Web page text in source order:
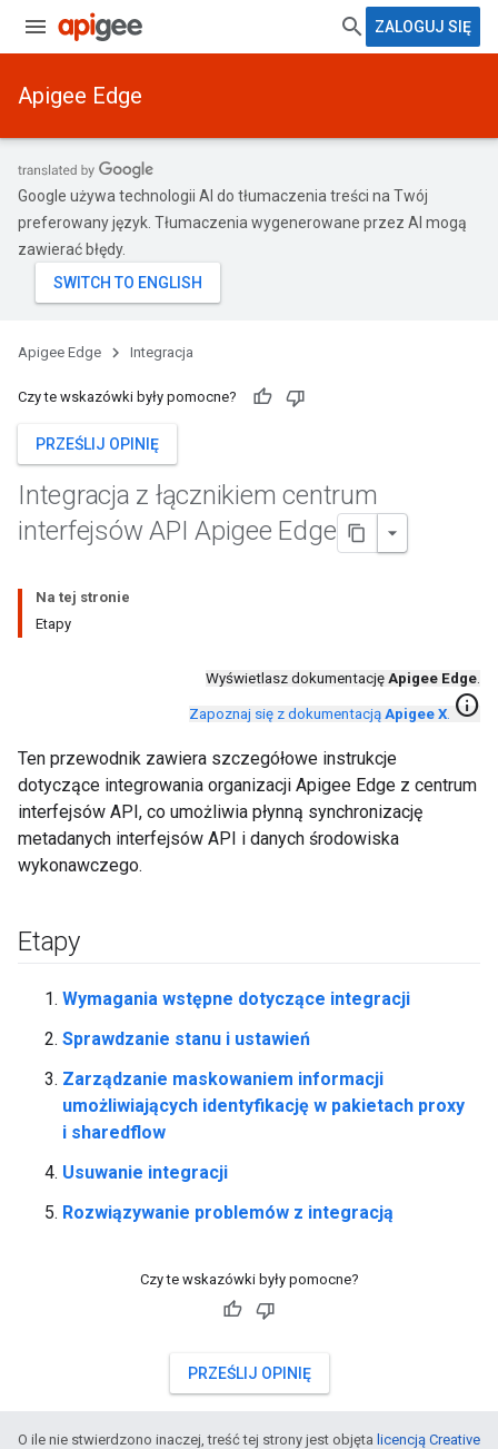
ZALOGUJ SIĘ
Apigee Edge
Google używa technologii AI do tłumaczenia treści na Twój
preferowany język. Tłumaczenia wygenerowane przez AI mogą
zawierać błędy.
Apigee Edge Integracja
Czy te wskazówki były pomocne?
PRZEŚLIJ OPINIĘ
Integracja z łącznikiem centrum
interfejsów API Apigee Edge
Na tej stronie
Etapy
Wyświetlasz dokumentację Apigee Edge.
Zapoznaj się z dokumentacją Apigee X. info
Ten przewodnik zawiera szczegółowe instrukcje
dotyczące integrowania organizacji Apigee Edge z centrum
interfejsów API, co umożliwia płynną synchronizację
metadanych interfejsów API i danych środowiska
wykonawczego.
Etapy
Wymagania wstępne dotyczące integracji
Sprawdzanie stanu i ustawień
Zarządzanie maskowaniem informacji
umożliwiających identyfikację w pakietach proxy
i sharedflow
Usuwanie integracji
Rozwiązywanie problemów z integracją
Czy te wskazówki były pomocne?
PRZEŚLIJ OPINIĘ
O ile nie stwierdzono inaczej, treść tej strony jest objęta licencją Creative